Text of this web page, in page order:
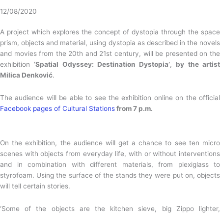
12/08/2020
A project which explores the concept of dystopia through the space
prism, objects and material, using dystopia as described in the novels
and movies from the 20th and 21st century, will be presented on the
exhibition‘Spatial Odyssey: Destination Dystopia’, by the artist
Milica Denković.
The audience will be able to see the exhibition online on the official
Facebook pages of Cultural Stationsfrom 7 p.m.
On the exhibition, the audience will get a chance to see ten micro
scenes with objects from everyday life, with or without interventions
and in combination with different materials, from plexiglass to
styrofoam. Using the surface of the stands they were put on, objects
will tell certain stories.
‘Some of the objects are the kitchen sieve, big Zippo lighter,